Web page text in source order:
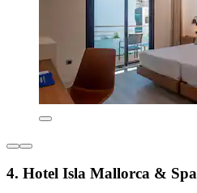
4. Hotel Isla Mallorca & Spa